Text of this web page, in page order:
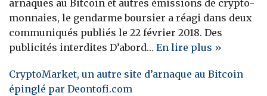
arnaques au Bitcoin et autres émissions de crypto-
monnaies, le gendarme boursier a réagi dans deux
communiqués publiés le 22 février 2018. Des
publicités interdites D’abord… En lire plus »
CryptoMarket, un autre site d’arnaque au Bitcoin
épinglé par Deontofi.com